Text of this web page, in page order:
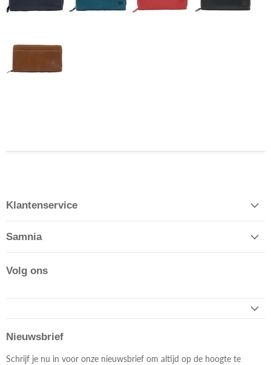
Klantenservice
Samnia
Volg ons
Nieuwsbrief
Schrijf je nu in voor onze nieuwsbrief om altijd op de hoogte te